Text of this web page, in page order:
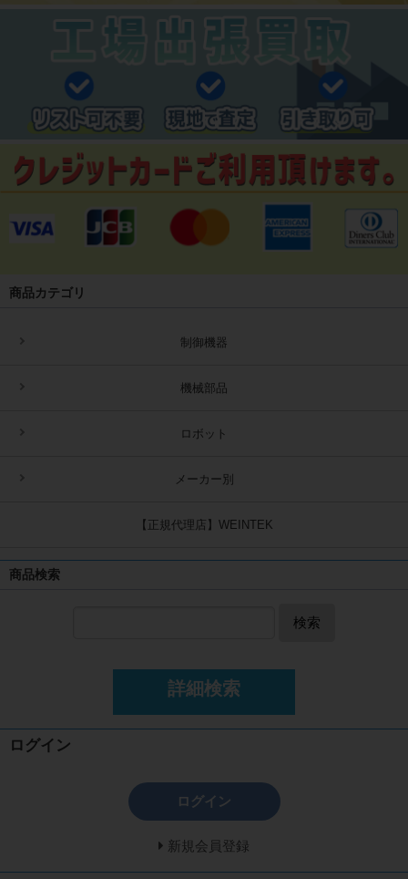
商品カテゴリ
制御機器
機械部品
ロボット
メーカー別
【正規代理店】WEINTEK
商品検索
検索
詳細検索
ログイン
ログイン
新規会員登録